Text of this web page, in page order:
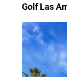
Golf Las